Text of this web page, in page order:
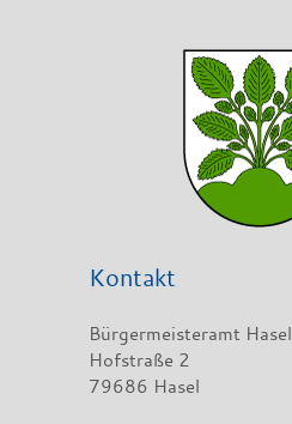
Kontakt
Bürgermeisteramt Hasel
Hofstraße 2
79686 Hasel